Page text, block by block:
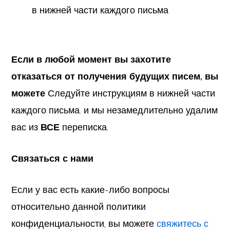
в нижней части каждого письма
Если в любой момент вы захотите
отказаться от получения будущих писем, вы
можете Следуйте инструкциям в нижней части
каждого письма. и мы незамедлительно удалим
вас из ВСЕ переписка.
Связаться с нами
Если у вас есть какие-либо вопросы
относительно данной политики
конфиденциальности, вы можетесвяжитесь с